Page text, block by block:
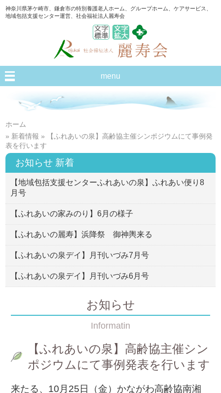
神奈川県茅ケ崎市、鎌倉市の特別養護老人ホーム、グループホーム、ケアサービス、
地域包括支援センター運営、社会福祉法人麗寿会
menu
ホーム
» 新着情報 » 【ふれあいの泉】高齢協主催シンポジウムにて事例発
表を行います
お知らせ 新着
【地域包括支援センターふれあいの泉】ふれあい便り8
月号
【ふれあいの家みのり】6月の様子
【ふれあいの麗寿】浜降祭 御神輿来る
【ふれあいの泉デイ】月刊いづみ7月号
【ふれあいの泉デイ】月刊いづみ6月号
お知らせ
Informatin
【ふれあいの泉】高齢協主催シン
ポジウムにて事例発表を行います
来たる、10月25日（金）かながわ高齢協南湘